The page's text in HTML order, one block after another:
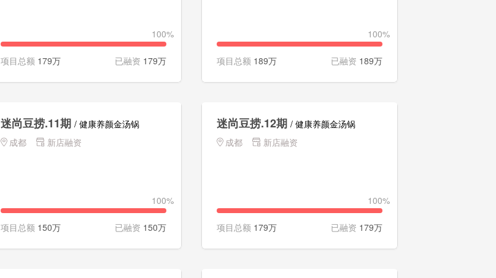
100%
项目总额 179万 已融资 179万
100%
项目总额 189万 已融资 189万
迷尚豆捞.11期 / 健康养颜金汤锅
成都
新店融资
100%
项目总额 150万 已融资 150万
迷尚豆捞.12期 / 健康养颜金汤锅
成都
新店融资
100%
项目总额 179万 已融资 179万